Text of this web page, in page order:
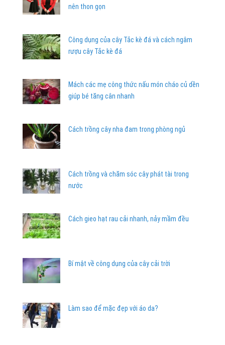
nên thon gọn
Công dụng của cây Tắc kè đá và cách ngâm
rượu cây Tắc kè đá
Mách các mẹ công thức nấu món cháo củ dền
giúp bé tăng cân nhanh
Cách trồng cây nha đam trong phòng ngủ
Cách trồng và chăm sóc cây phát tài trong
nước
Cách gieo hạt rau cải nhanh, nảy mầm đều
Bí mật về công dụng của cây cải trời
Làm sao để mặc đẹp với áo da?